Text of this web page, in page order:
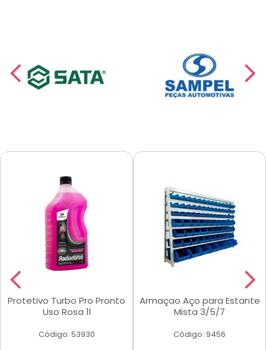
Protetivo Turbo Pro Pronto
Uso Rosa 1l
Código: 53930
Armaçao Aço para Estante
Mista 3/5/7
Código: 9456